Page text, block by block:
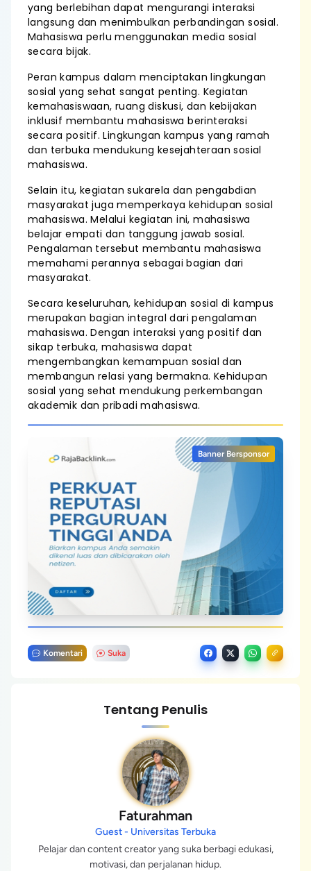
yang berlebihan dapat mengurangi interaksi
langsung dan menimbulkan perbandingan sosial.
Mahasiswa perlu menggunakan media sosial
secara bijak.
Peran kampus dalam menciptakan lingkungan
sosial yang sehat sangat penting. Kegiatan
kemahasiswaan, ruang diskusi, dan kebijakan
inklusif membantu mahasiswa berinteraksi
secara positif. Lingkungan kampus yang ramah
dan terbuka mendukung kesejahteraan sosial
mahasiswa.
Selain itu, kegiatan sukarela dan pengabdian
masyarakat juga memperkaya kehidupan sosial
mahasiswa. Melalui kegiatan ini, mahasiswa
belajar empati dan tanggung jawab sosial.
Pengalaman tersebut membantu mahasiswa
memahami perannya sebagai bagian dari
masyarakat.
Secara keseluruhan, kehidupan sosial di kampus
merupakan bagian integral dari pengalaman
mahasiswa. Dengan interaksi yang positif dan
sikap terbuka, mahasiswa dapat
mengembangkan kemampuan sosial dan
membangun relasi yang bermakna. Kehidupan
sosial yang sehat mendukung perkembangan
akademik dan pribadi mahasiswa.
Banner Bersponsor
Komentari Suka
Tentang Penulis
Faturahman
Guest - Universitas Terbuka
Pelajar dan content creator yang suka berbagi edukasi,
motivasi, dan perjalanan hidup.